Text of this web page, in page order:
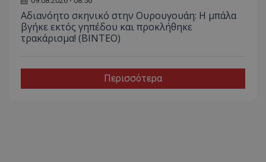
Αδιανόητο σκηνικό στην Ουρουγουάη: Η μπάλα
βγήκε εκτός γηπέδου και προκλήθηκε
τρακάρισμα! (BINTEO)
Περισσότερα